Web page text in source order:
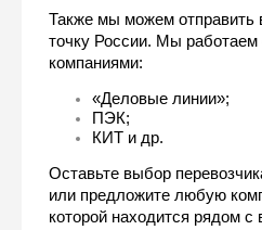
Также мы можем отправить
точку России. Мы работаем
компаниями:
«Деловые линии»;
ПЭК;
КИТ и др.
Оставьте выбор
или предложите любую
которой находится рядом